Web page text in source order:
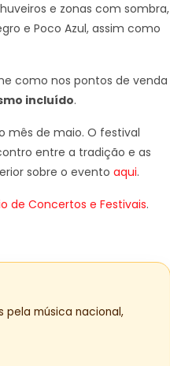
e zonas com sombra,
e Poco Azul, assim como
como nos pontos de venda
incluído.
mês de maio. O festival
entre a tradição e as
sobre o evento aqui.
de Concertos e Festivais.
pela música nacional,